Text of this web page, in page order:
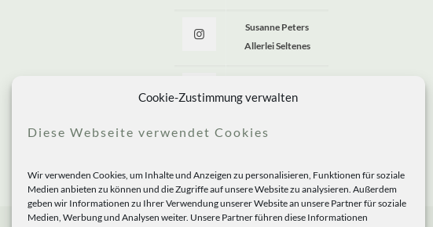
Cookie-Zustimmung verwalten
Diese Webseite verwendet Cookies
Wir verwenden Cookies, um Inhalte und Anzeigen zu personalisieren, Funktionen für soziale
Medien anbieten zu können und die Zugriffe auf unsere Website zu analysieren. Außerdem
geben wir Informationen zu Ihrer Verwendung unserer Website an unsere Partner für soziale
Medien, Werbung und Analysen weiter. Unsere Partner führen diese Informationen
Susanne Peters
Allerlei Seltenes
Allerlei Seltenes